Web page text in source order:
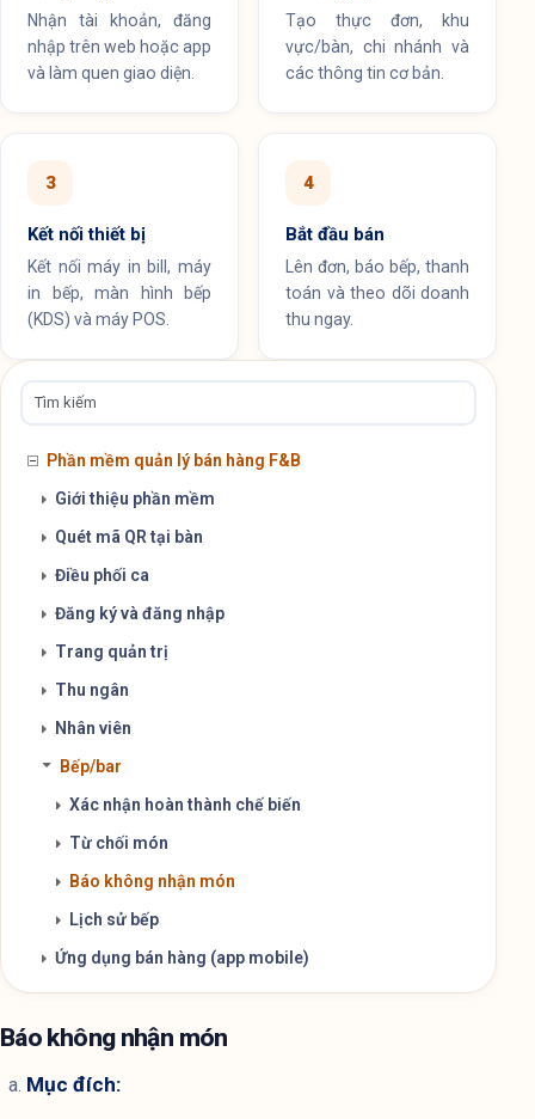
Nhận tài khoản, đăng
nhập trên web hoặc app
và làm quen giao diện.
Tạo thực đơn, khu
vực/bàn, chi nhánh và
các thông tin cơ bản.
3
Kết nối thiết bị
Kết nối máy in bill, máy
in bếp, màn hình bếp
(KDS) và máy POS.
4
Bắt đầu bán
Lên đơn, báo bếp, thanh
toán và theo dõi doanh
thu ngay.
Phần mềm quản lý bán hàng F&B
Giới thiệu phần mềm
Quét mã QR tại bàn
Điều phối ca
Đăng ký và đăng nhập
Trang quản trị
Thu ngân
Nhân viên
Bếp/bar
Xác nhận hoàn thành chế biến
Từ chối món
Báo không nhận món
Lịch sử bếp
Ứng dụng bán hàng (app mobile)
Báo không nhận món
Mục đích: